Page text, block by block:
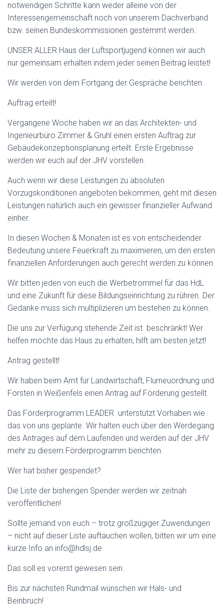
notwendigen Schritte kann weder alleine von der
Interessengemeinschaft noch von unserem Dachverband
bzw. seinen Bundeskommissionen gestemmt werden.
UNSER ALLER Haus der Luftsportjugend können wir auch
nur gemeinsam erhalten indem jeder seinen Beitrag leistet!
Wir werden von dem Fortgang der Gespräche berichten.
Auftrag erteilt!
Vergangene Woche haben wir an das Architekten- und
Ingenieurbüro Zimmer & Gruhl einen ersten Auftrag zur
Gebäudekonzeptionsplanung erteilt. Erste Ergebnisse
werden wir euch auf der JHV vorstellen.
Auch wenn wir diese Leistungen zu absoluten
Vorzugskonditionen angeboten bekommen, geht mit diesen
Leistungen natürlich auch ein gewisser finanzieller Aufwand
einher.
In diesen Wochen & Monaten ist es von entscheidender
Bedeutung unsere Feuerkraft zu maximieren, um den ersten
finanziellen Anforderungen auch gerecht werden zu können.
Wir bitten jeden von euch die Werbetrommel für das HdL
und eine Zukunft für diese Bildungseinrichtung zu rühren. Der
Gedanke muss sich multiplizieren um bestehen zu können.
Die uns zur Verfügung stehende Zeit ist beschränkt! Wer
helfen möchte das Haus zu erhalten, hilft am besten jetzt!
Antrag gestellt!
Wir haben beim Amt für Landwirtschaft, Flurneuordnung und
Forsten in Weißenfels einen Antrag auf Förderung gestellt.
Das Förderprogramm LEADER unterstützt Vorhaben wie
das von uns geplante. Wir halten euch über den Werdegang
des Antrages auf dem Laufenden und werden auf der JHV
mehr zu diesem Förderprogramm berichten.
Wer hat bisher gespendet?
Die Liste der bisherigen Spender werden wir zeitnah
veröffentlichen!
Sollte jemand von euch – trotz großzügiger Zuwendungen
– nicht auf dieser Liste auftauchen wollen, bitten wir um eine
kurze Info an info@hdlsj.de
Das soll es vorerst gewesen sein.
Bis zur nächsten Rundmail wünschen wir Hals- und
Beinbruch!